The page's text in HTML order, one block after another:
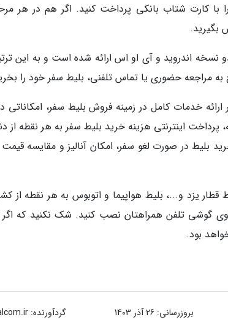
با کارت شتاب بانکی پرداخت کنید. اگر هم در هر
بگیرید.
نسخه اندروید و آی او اس ارائه شده است و به این
به مراجعه حضوری یا تماس تلفنی، بلیط سفر خود را
خدمات کامل در زمینه فروش بلیط سفر، امکاناتی
7 روز هفته، پرداخت اینترنتی هزینه خرید بلیط سفر به هر
بلیط در صورت لغو سفر، امکان آنالیز و مقایسه
یزد و...، بلیط هواپیما و اتوبوس به هر نقطه از
گوشی تلفن همراهتان نصب کنید. شک نکنید که اگر از
بود.
بروزرسانی: 26 آذر 1403 گردآورنده: